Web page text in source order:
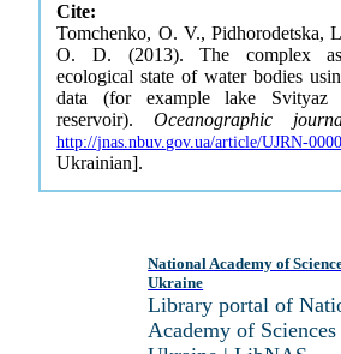
Cite:
Tomchenko, O. V., Pidhorodetska,
O. D. (2013). The complex
ecological state of water bodies
data (for example lake
reservoir). Oceanographic
http://jnas.nbuv.gov.ua/article/UJRN-
Ukrainian].
National Academy of
Ukraine
Library portal of
Academy of